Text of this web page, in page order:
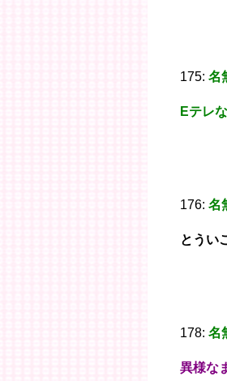
175: 名
Eテレ
176: 名
とうい
178: 名
異様な